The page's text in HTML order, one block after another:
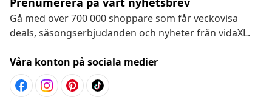
Gå med över 700 000 shoppare som får veckovisa
deals, säsongserbjudanden och nyheter från vidaXL.
Våra konton på sociala medier